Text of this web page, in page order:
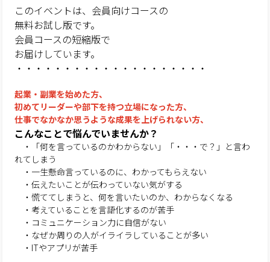
このイベントは、会員向けコースの
無料お試し版です。
会員コースの短縮版で
お届けしています。
・・・・・・・・・・・・・・・・・・・・
起業・副業を始めた方、
初めてリーダーや部下を持つ立場になった方、
仕事でなかなか思うような成果を上げられない方、
こんなことで悩んでいませんか？
・「何を言っているのかわからない」「・・・で？」と言わ
れてしまう
・一生懸命言っているのに、わかってもらえない
・伝えたいことが伝わっていない気がする
・慌ててしまうと、何を言いたいのか、わからなくなる
・考えていることを言語化するのが苦手
・コミュニケーション力に自信がない
・なぜか周りの人がイライラしていることが多い
・ITやアプリが苦手